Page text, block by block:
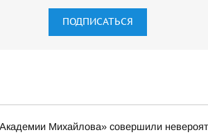
ПОДПИСАТЬСЯ
Михайлова» совершили